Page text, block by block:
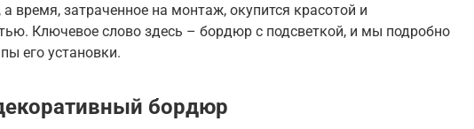
а время, затраченное на монтаж, окупится красотой и
Ключевое слово здесь – бордюр с подсветкой, и мы подробно
его установки.
бордюр